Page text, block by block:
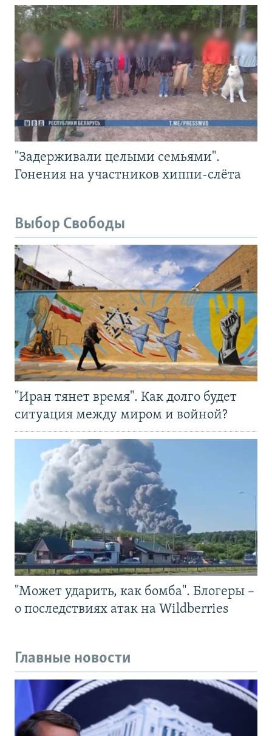
"Задерживали целыми семьями".
Гонения на участников хиппи-слёта
Выбор Свободы
"Иран тянет время". Как долго будет
ситуация между миром и войной?
"Может ударить, как бомба". Блогеры –
о последствиях атак на Wildberries
Главные новости